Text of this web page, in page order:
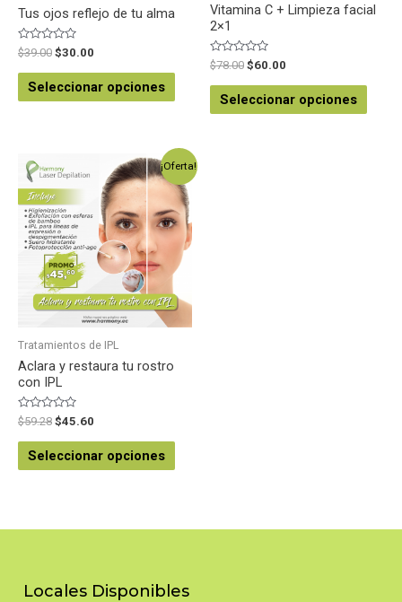
Tus ojos reflejo de tu alma
Valorado
en
0
de
$39.00 $30.00
Seleccionar opciones
Vitamina C + Limpieza facial
2×1
Valorado
en
0
de
$78.00 $60.00
Seleccionar opciones
¡Oferta!
Tratamientos de IPL
Aclara y restaura tu rostro
con IPL
Valorado
en
0
de
$59.28 $45.60
Seleccionar opciones
Locales Disponibles